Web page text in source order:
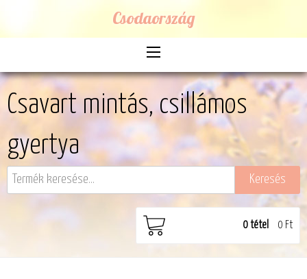
Csodaország
Csavart mintás, csillámos
gyertya
0tétel 0 Ft